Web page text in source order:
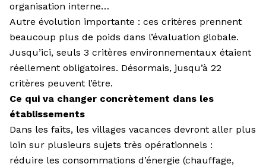
organisation interne…
Autre évolution importante : ces critères prennent
beaucoup plus de poids dans l’évaluation globale.
Jusqu’ici, seuls 3 critères environnementaux étaient
réellement obligatoires. Désormais, jusqu’à 22
critères peuvent l’être.
Ce qui va changer concrètement dans les
établissements
Dans les faits, les villages vacances devront aller plus
loin sur plusieurs sujets très opérationnels :
réduire les consommations d’énergie (chauffage,